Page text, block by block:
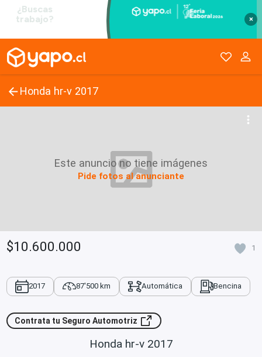
×
Honda hr-v 2017
Este anuncio no tiene imágenes
Pide fotos al anunciante
$10.600.000 1
2017 87'500 km Automática Bencina
Contrata tu Seguro Automotriz
Honda hr-v 2017